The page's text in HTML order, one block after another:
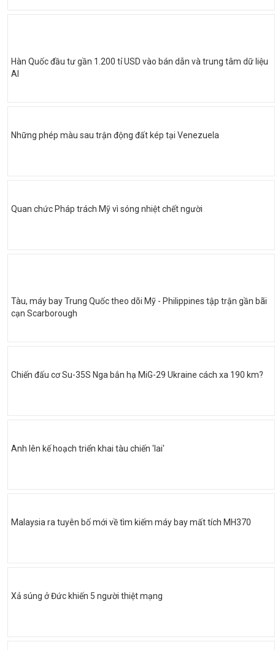
Hàn Quốc đầu tư gần 1.200 tỉ USD vào bán dẫn và trung tâm dữ liệu
AI
Những phép màu sau trận động đất kép tại Venezuela
Quan chức Pháp trách Mỹ vì sóng nhiệt chết người
Tàu, máy bay Trung Quốc theo dõi Mỹ - Philippines tập trận gần bãi
cạn Scarborough
Chiến đấu cơ Su-35S Nga bắn hạ MiG-29 Ukraine cách xa 190 km?
Anh lên kế hoạch triển khai tàu chiến 'lai'
Malaysia ra tuyên bố mới về tìm kiếm máy bay mất tích MH370
Xả súng ở Đức khiến 5 người thiệt mạng